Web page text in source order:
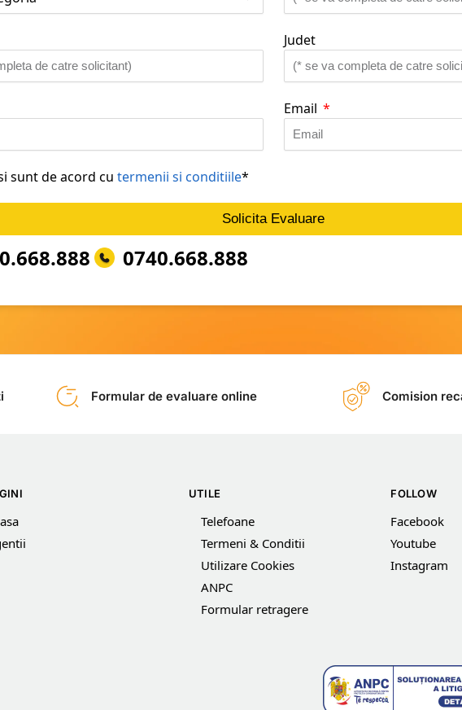
Judet
Email
sunt de acord cu termenii si conditiile*
Solicita Evaluare
0740.668.888
Formular de evaluare online Comision
UTILE
Telefoane
Termeni & Conditii
Utilizare Cookies
ANPC
Formular retragere
FOLLOW
Facebook
Youtube
Instagram